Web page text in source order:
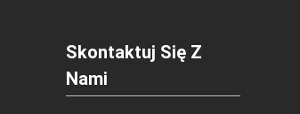
Skontaktuj Się Z
Nami